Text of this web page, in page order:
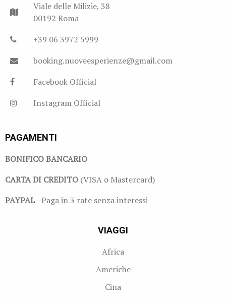
Viale delle Milizie, 38
00192 Roma
+39 06 3972 5999
booking.nuoveesperienze@gmail.com
Facebook Official
Instagram Official
PAGAMENTI
BONIFICO BANCARIO
CARTA DI CREDITO (VISA o Mastercard)
PAYPAL- Paga in 3 rate senza interessi
VIAGGI
Africa
Americhe
Cina